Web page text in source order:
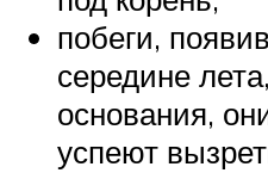
побеги,
середине
основания,
успеют